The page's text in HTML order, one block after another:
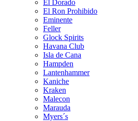
El Dorado
El Ron Prohibido
Eminente
Feller
Glock Spirits
Havana Club
Isla de Cana
Hampden
Lantenhammer
Kaniche
Kraken
Malecon
Marauda
Myers´s